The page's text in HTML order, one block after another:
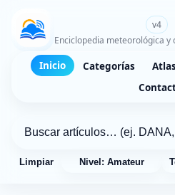
v4
Enciclopedia meteorológica y
Inicio Categorías
Limpiar Nivel: Amateur